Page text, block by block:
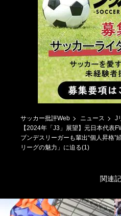
サッカー批評Web ニュース
J
【2024年「J3」展望】元日本代表
ブンデスリーガーも輩出“個人昇格
リーグの魅力」に迫る(1)
関連